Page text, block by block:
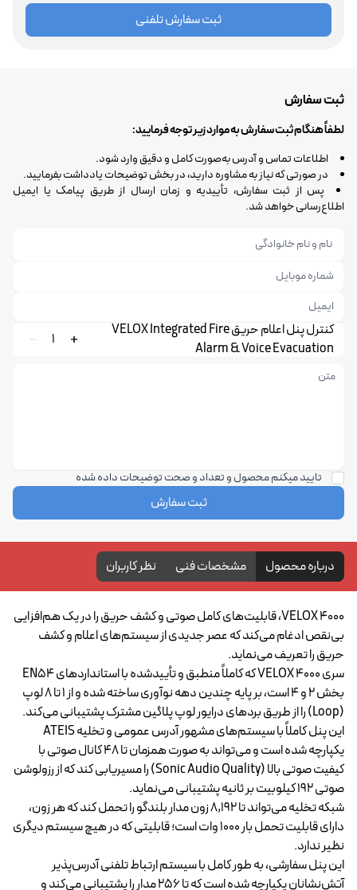
ثبت سفارش تلفنی
ثبت سفارش
لطفاً هنگام ثبت سفارش به موارد زیر توجه فرمایید:
اطلاعات تماس و آدرس به‌صورت کامل و دقیق وارد شود.
در صورتی که نیاز به مشاوره دارید، در بخش توضیحات یادداشت بفرمایید.
پس از ثبت سفارش، تأییدیه و زمان ارسال از طریق پیامک یا ایمیل
اطلاع‌رسانی خواهد شد.
کنترل پنل اعلام حریق VELOX Integrated Fire
Alarm & Voice Evacuation
1
تایید میکنم محصول و تعداد و صحت توضیحات داده شده
ثبت سفارش
درباره محصول مشخصات فنی نظر کاربران
VELOX 4000، قابلیت‌های کامل صوتی و کشف حریق را در یک هم‌افزایی
بی‌نقص ادغام می‌کند که عصر جدیدی از سیستم‌های اعلام و کشف
حریق را تعریف می‌نماید.
سری VELOX 4000 که کاملاً منطبق و تأییدشده با استانداردهای EN54
بخش ۲ و ۴ است، بر پایه چندین دهه نوآوری ساخته شده و از ۱ تا ۸ لوپ
(Loop) را از طریق بردهای درایور لوپ پلاگین مشترک پشتیبانی می‌کند.
این پنل کاملاً با سیستم‌های مشهور آدرس عمومی و تخلیه ATEIS
یکپارچه شده است و می‌تواند به صورت همزمان تا ۴۸ کانال صوتی با
کیفیت صوتی بالا (Sonic Audio Quality) را مسیریابی کند که از رزولوشن
صوتی ۱۹۲ کیلوبیت بر ثانیه پشتیبانی می‌نماید.
شبکه تخلیه می‌تواند تا ۸,۱۹۲ زون مدار بلندگو را تحمل کند که هر زون،
دارای قابلیت تحمل بار ۱۰۰۰ وات است؛ قابلیتی که در هیچ سیستم دیگری
نظیر ندارد.
این پنل سفارشی، به طور کامل با سیستم ارتباط تلفنی آدرس‌پذیر
آتش‌نشانان یکپارچه شده است که تا ۲۵۶ مدار را پشتیبانی می‌کند و